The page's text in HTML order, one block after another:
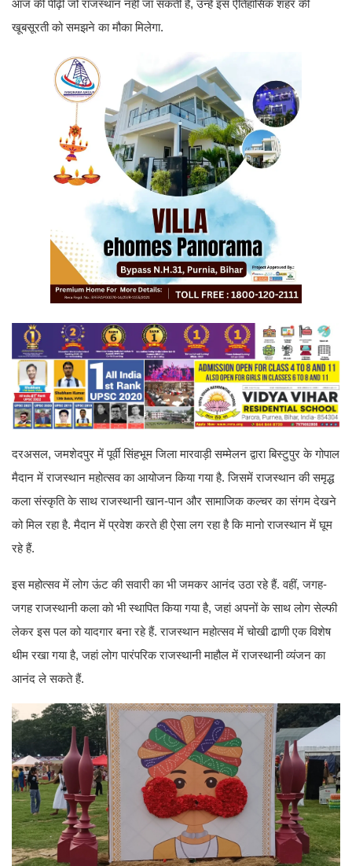
आज की पीढ़ी जो राजस्थान नहीं जा सकती है, उन्हें इस ऐतिहासिक शहर की
खूबसूरती को समझने का मौका मिलेगा.
दरअसल, जमशेदपुर में पूर्वी सिंहभूम जिला मारवाड़ी सम्मेलन द्वारा बिस्टुपुर के गोपाल
मैदान में राजस्थान महोत्सव का आयोजन किया गया है. जिसमें राजस्थान की समृद्ध
कला संस्कृति के साथ राजस्थानी खान-पान और सामाजिक कल्चर का संगम देखने
को मिल रहा है. मैदान में प्रवेश करते ही ऐसा लग रहा है कि मानो राजस्थान में घूम
रहे हैं.
इस महोत्सव में लोग ऊंट की सवारी का भी जमकर आनंद उठा रहे हैं. वहीं, जगह-
जगह राजस्थानी कला को भी स्थापित किया गया है, जहां अपनों के साथ लोग सेल्फी
लेकर इस पल को यादगार बना रहे हैं. राजस्थान महोत्सव में चोखी ढाणी एक विशेष
थीम रखा गया है, जहां लोग पारंपरिक राजस्थानी माहौल में राजस्थानी व्यंजन का
आनंद ले सकते हैं.